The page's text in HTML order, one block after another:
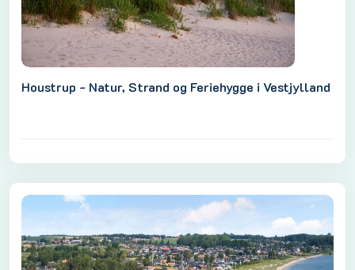
Houstrup - Natur, Strand og Feriehygge i Vestjylland